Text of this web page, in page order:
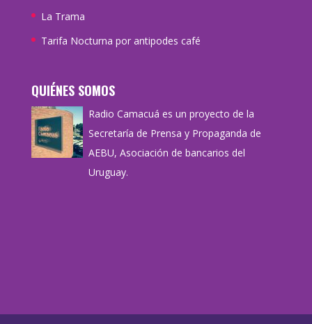
La Trama
Tarifa Nocturna por antipodes café
QUIÉNES SOMOS
Radio Camacuá es un proyecto de la
Secretaría de Prensa y Propaganda de
AEBU, Asociación de bancarios del
Uruguay.